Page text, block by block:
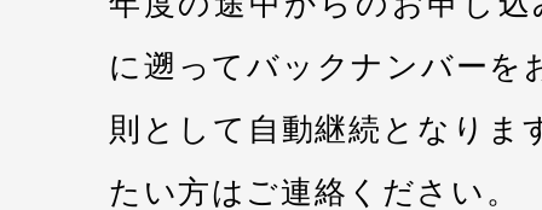
に遡ってバックナンバーを
則として自動継続となりま
たい方はご連絡ください。